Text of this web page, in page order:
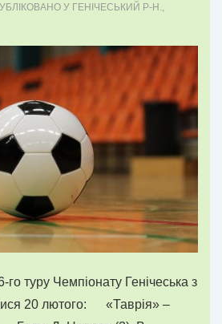
У ГЕНІЧЕСЬКИЙ Р-Н.
го туру Чемпіонату Генічеська з
20 лютого: «Таврія» –